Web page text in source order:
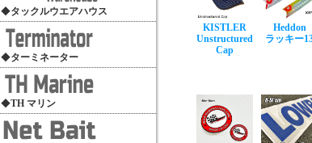
◆タックルウエアハウス
◆ターミネーター
◆TH マリン
KISTLER
Unstructured
Cap
Heddon
ラッキー